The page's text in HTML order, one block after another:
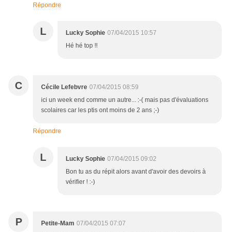
Répondre
L Lucky Sophie 07/04/2015 10:57
Hé hé top !!
C Cécile Lefebvre 07/04/2015 08:59
ici un week end comme un autre... :-( mais pas d'évaluations
scolaires car les ptis ont moins de 2 ans ;-)
Répondre
L Lucky Sophie 07/04/2015 09:02
Bon tu as du répit alors avant d'avoir des devoirs à
vérifier ! :-)
P Petite-Mam 07/04/2015 07:07